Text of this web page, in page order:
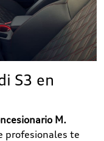
S3 en
M.
profesionales te